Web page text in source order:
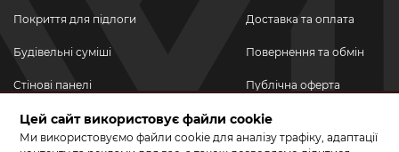
Покриття для підлоги
Будівельні суміші
Стінові панелі
Новинки
Доставка та оплата
Повернення та обмін
Публічна оферта
Політика
конфіденційності
Цей сайт використовує файли cookie
Ми використовуємо файли cookie для аналізу трафіку, адаптації